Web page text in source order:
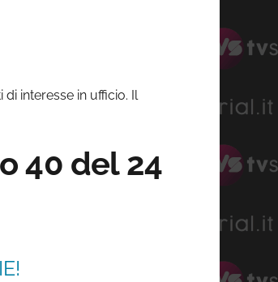
interesse in ufficio. Il
40 del 24